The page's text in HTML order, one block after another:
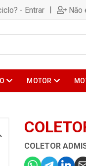
- Entrar | Não
MOTOR
COLETOR